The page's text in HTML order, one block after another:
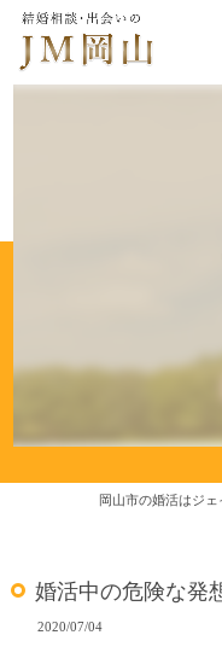
岡山市の婚活はジェ
婚活中の危険な発
2020/07/04